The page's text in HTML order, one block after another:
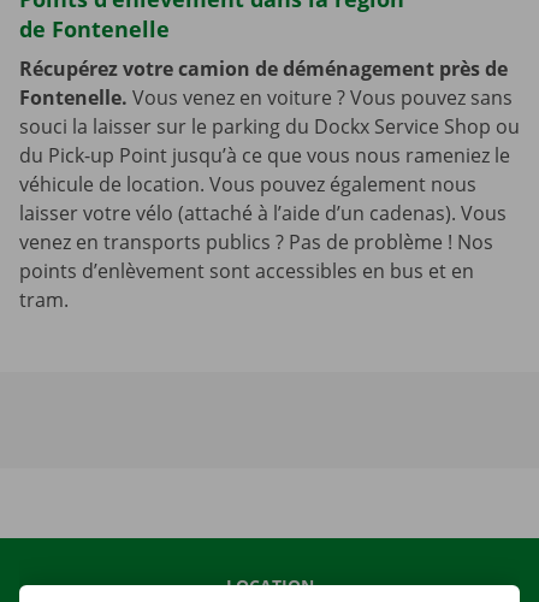
de Fontenelle
Récupérez votre camion de déménagement près de
Fontenelle. Vous venez en voiture ? Vous pouvez sans
souci la laisser sur le parking du Dockx Service Shop ou
du Pick-up Point jusqu’à ce que vous nous rameniez le
véhicule de location. Vous pouvez également nous
laisser votre vélo (attaché à l’aide d’un cadenas). Vous
venez en transports publics ? Pas de problème ! Nos
points d’enlèvement sont accessibles en bus et en
tram.
LOCATION